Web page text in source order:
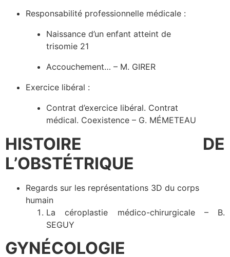
Responsabilité professionnelle médicale :
Naissance d’un enfant atteint de
trisomie 21
Accouchement… – M. GIRER
Exercice libéral :
Contrat d’exercice libéral. Contrat
médical. Coexistence – G. MÉMETEAU
HISTOIRE DE
L’OBSTÉTRIQUE
Regards sur les représentations 3D du corps
humain
La céroplastie médico-chirurgicale – B.
SEGUY
GYNÉCOLOGIE